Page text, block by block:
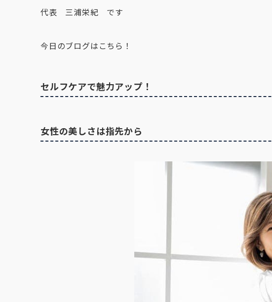
代表 三浦栄紀 です
今日のブログはこちら！
セルフケアで魅力アップ！
女性の美しさは指先から